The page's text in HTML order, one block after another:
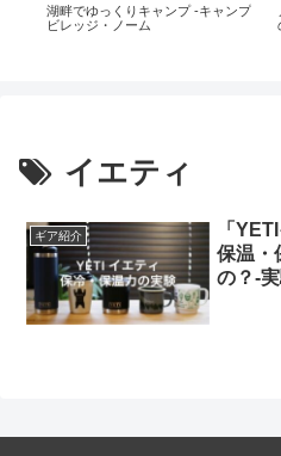
湖畔でゆっくりキャンプ -キャンプ
ビレッジ・ノーム
イエティ
ギア紹介
「
保温・
の？-